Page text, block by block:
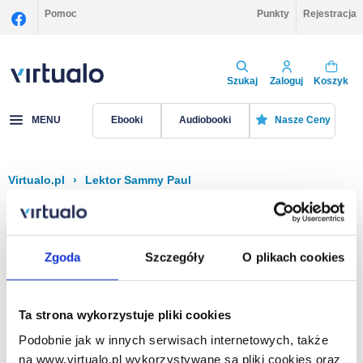
Zgoda Szczegóły O plikach cookies
Ta strona wykorzystuje pliki cookies
Podobnie jak w innych serwisach internetowych, także
na www.virtualo.pl wykorzystywane są pliki cookies oraz
Pomoc Punkty Rejestracja
Szukaj Zaloguj Koszyk
MENU Ebooki Audiobooki Nasze Ceny
Virtualo.pl › Lektor Sammy Paul
Filtruj Sortuj
Na stronie